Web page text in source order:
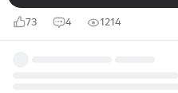
73 4 1214